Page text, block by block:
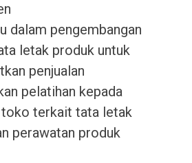
dalam pengembangan
letak produk untuk
penjualan
pelatihan kepada
toko terkait tata letak
perawatan produk